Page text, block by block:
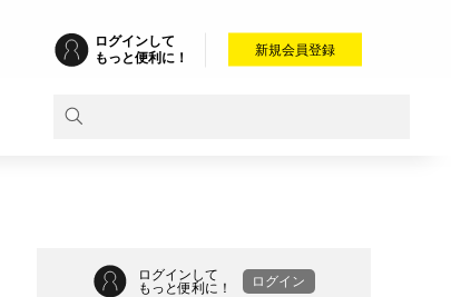
ログインして
もっと便利に！
新規会員登録
ログインして
もっと便利に！
ログイン